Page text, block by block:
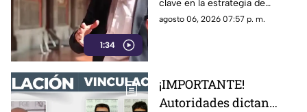
1:34
del gobierno, criticaba
la publicidad para
clave en la estrategia de
censura del gobierno, criticaba
agosto 06, 2026 07:57 p. m.
¡IMPORTANTE!
Autoridades dictan